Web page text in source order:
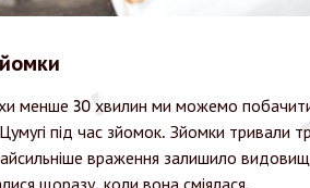
менше 30 хвилин ми можемо
під час зйомок. Зйомки тривали
враження залишило видовище
щоразу, коли вона сміялася.